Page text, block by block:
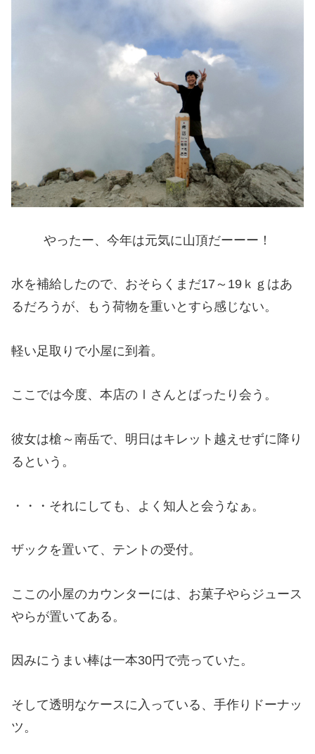
やったー、今年は元気に山頂だーーー！
水を補給したので、おそらくまだ17～19ｋｇはあ
るだろうが、もう荷物を重いとすら感じない。
軽い足取りで小屋に到着。
ここでは今度、本店のⅠさんとばったり会う。
彼女は槍～南岳で、明日はキレット越えせずに降り
るという。
・・・それにしても、よく知人と会うなぁ。
ザックを置いて、テントの受付。
ここの小屋のカウンターには、お菓子やらジュース
やらが置いてある。
因みにうまい棒は一本30円で売っていた。
そして透明なケースに入っている、手作りドーナッ
ツ。